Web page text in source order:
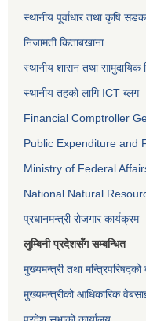
स्थानीय पूर्वाधार तथा कृषि
निजामती किताबखाना
स्थानीय शासन तथा सामुदायिक
स्थानीय तहको लागि ICT ब्लग
Financial Comptroller
Public Expenditure and
Ministry of Federal
National Natural
प्रधानमन्त्री रोजगार कार्यक्रम
लुम्बिनी प्रदेशसँग सम्बन्धित
मुख्यमन्त्री तथा मन्त्रिपरिषद्को
मुख्यमन्त्रीको आधिकारिक